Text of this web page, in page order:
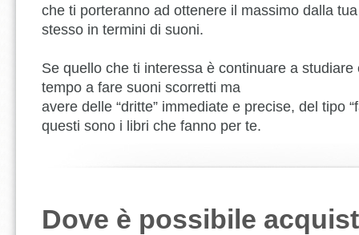
che ti porteranno ad ottenere il massimo dalla
stesso in termini di suoni.
Se quello che ti interessa è continuare a
tempo a fare suoni scorretti ma
avere delle “dritte” immediate e precise, del tipo
questi sono i libri che fanno per te.
Dove è possibile